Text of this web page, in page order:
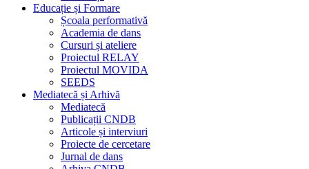
Educație și Formare
Școala performativă
Academia de dans
Cursuri și ateliere
Proiectul RELAY
Proiectul MOVIDA
SEEDS
Mediatecă și Arhivă
Mediatecă
Publicații CNDB
Articole și interviuri
Proiecte de cercetare
Jurnal de dans